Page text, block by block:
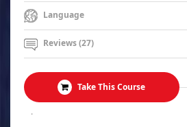
Language
Reviews (27)
Take This Course
.